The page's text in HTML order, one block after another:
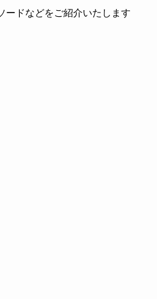
ードなどをご紹介いたします